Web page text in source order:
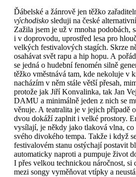
Ďábelské a žánrově jen těžko
východiskosleduji na české
Zažila jsem je už v mnoha podobách,
i v doprovodu, uprostřed lesa pro
velkých festivalových stagích. Skrze
osahávat svět rapu a hip hopu. A
se jedná o hudební fenomén silně
těžko vměstnává tam, kde nekoluje v
nacházím v něm stále větší přesah,
protože jak Jiří Konvalinka, tak Jan
DAMU a minimálně jeden z nich se
věnuje. A teatralita je v jejich případě
dvou dokáží zaplnit i velké prostory.
vysílají, je někdy jako tlaková vlna, co
svého divokého tempa. Takže i když
festivalovém stanu ostýchají postavit
automaticky naproti a pumpuje život
I přes velkou technickou náročnost, si
mezi songy vyměňovat vtípky a